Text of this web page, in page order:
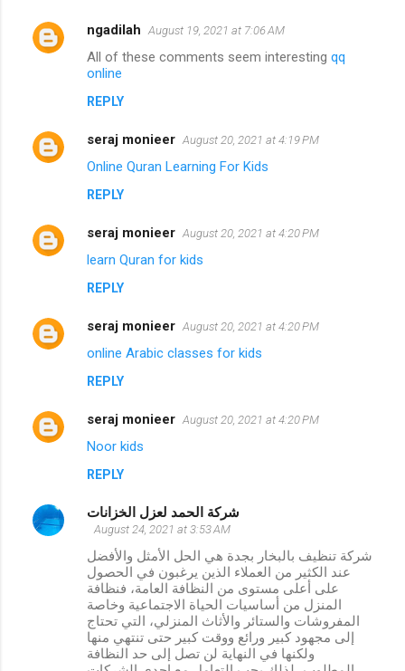
ngadilah August 19, 2021 at 7:06 AM
All of these comments seem interesting qq
online
REPLY
seraj monieer August 20, 2021 at 4:19 PM
Online Quran Learning For Kids
REPLY
seraj monieer August 20, 2021 at 4:20 PM
learn Quran for kids
REPLY
seraj monieer August 20, 2021 at 4:20 PM
online Arabic classes for kids
REPLY
seraj monieer August 20, 2021 at 4:20 PM
Noor kids
REPLY
شركة الحمد لعزل الخزانات
August 24, 2021 at 3:53 AM
شركة تنظيف بالبخار بجدة هي الحل الأمثل والأفضل
عند الكثير من العملاء الذين يرغبون في الحصول
على أعلى مستوى من النظافة العامة، فنظافة
المنزل من أساسيات الحياة الاجتماعية وخاصة
المفروشات والستائر والأثاث المنزلي، التي تحتاج
إلى مجهود كبير ورائع ووقت كبير حتى تنتهي منها
ولكنها في النهاية لن تصل إلى حد النظافة